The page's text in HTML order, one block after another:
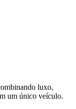
luxo,
um único veículo.